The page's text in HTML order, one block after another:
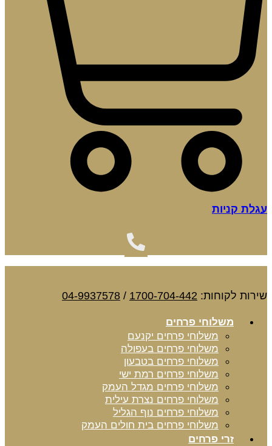
עגלת קניות
שירות לקוחות: 1700-704-442
/
04-9937578
משלוחי פרחים
משלוחי פרחים יקנעם
משלוחי פרחים בעפולה
משלוחי פרחים בטבעון
משלוחי פרחים רמת ישי
משלוחי פרחים מגדל העמק
משלוחי פרחים נצרת עילית
משלוחי פרחים נוף הגליל
משלוחי פרחים בית חולים העמק
זרי פרחים